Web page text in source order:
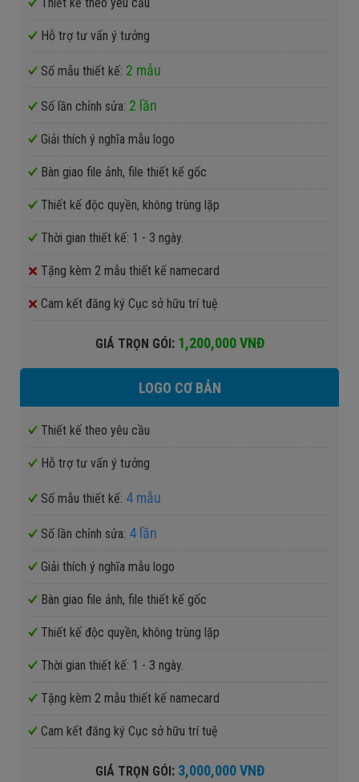
Hỗ trợ tư vấn ý tưởng
Số mẫu thiết kế: 2 mẫu
Số lần chỉnh sửa: 2 lần
Giải thích ý nghĩa mẫu logo
Bàn giao file ảnh, file thiết kế gốc
Thiết kế độc quyền, không trùng lặp
Thời gian thiết kế: 1 - 3 ngày.
Tặng kèm 2 mẫu thiết kế namecard
Cam kết đăng ký Cục sở hữu trí tuệ
GIÁ TRỌN GÓI: 1,200,000 VNĐ
LOGO CƠ BẢN
Thiết kế theo yêu cầu
Hỗ trợ tư vấn ý tưởng
Số mẫu thiết kế: 4 mẫu
Số lần chỉnh sửa: 4 lần
Giải thích ý nghĩa mẫu logo
Bàn giao file ảnh, file thiết kế gốc
Thiết kế độc quyền, không trùng lặp
Thời gian thiết kế: 1 - 3 ngày.
Tặng kèm 2 mẫu thiết kế namecard
Cam kết đăng ký Cục sở hữu trí tuệ
GIÁ TRỌN GÓI: 3,000,000 VNĐ